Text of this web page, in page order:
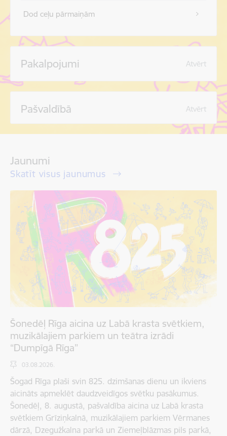
Dod ceļu pārmaiņām
Pakalpojumi Atvērt
Pašvaldībā Atvērt
Jaunumi
Skatīt visus jaunumus
Šonedēļ Rīga aicina uz Labā krasta svētkiem,
muzikālajiem parkiem un teātra izrādi
“Dumpīgā Rīga”
03.08.2026.
Šogad Rīga plaši svin 825. dzimšanas dienu un ikviens
aicināts apmeklēt daudzveidīgos svētku pasākumus.
Šonedēļ, 8. augustā, pašvaldība aicina uz Labā krasta
svētkiem Grīziņkalnā, muzikālajiem parkiem Vērmanes
dārzā, Dzegužkalna parkā un Ziemeļblāzmas pils parkā,